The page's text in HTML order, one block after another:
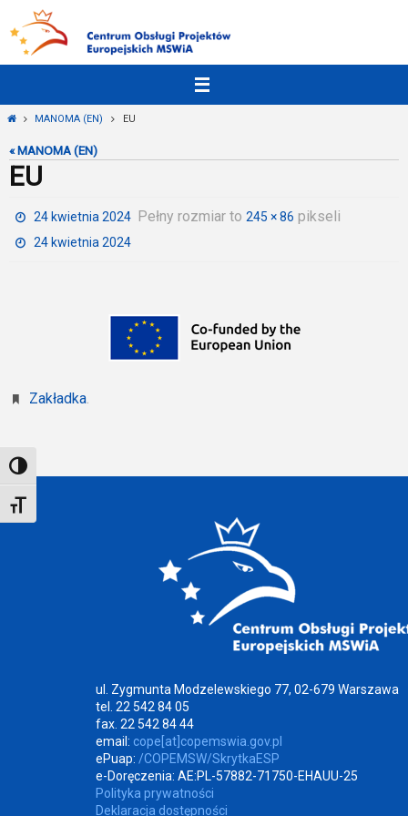
Toggle High Contrast
Toggle Font size
treści
StronaMANOMA (EN) EU
« MANOMA (EN)
EU
24 kwietnia 2024 Pełny rozmiar to245 × 86 pikseli
24 kwietnia 2024
Zakładka.
ul. Zygmunta Modzelewskiego 77, 02-679 Warszawa
tel. 22 542 84 05
fax. 22 542 84 44
email: cope[at]copemswia.gov.pl
ePuap: /COPEMSW/SkrytkaESP
e-Doręczenia: AE:PL-57882-71750-EHAUU-25
Polityka prywatności
Deklaracja dostępności